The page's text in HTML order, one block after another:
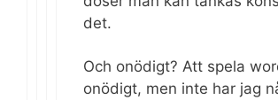
det.
Och onödigt? Att spela
onödigt, men inte har jag